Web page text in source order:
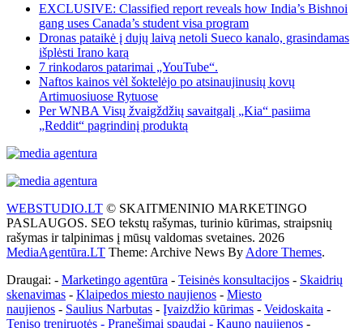
EXCLUSIVE: Classified report reveals how India’s Bishnoi
gang uses Canada’s student visa program
Dronas pataikė į dujų laivą netoli Sueco kanalo, grasindamas
išplėsti Irano karą
7 rinkodaros patarimai „YouTube“.
Naftos kainos vėl šoktelėjo po atsinaujinusių kovų
Artimuosiuose Rytuose
Per WNBA Visų žvaigždžių savaitgalį „Kia“ pasiima
„Reddit“ pagrindinį produktą
WEBSTUDIO.LT © SKAITMENINIO MARKETINGO
PASLAUGOS. SEO tekstų rašymas, turinio kūrimas, straipsnių
rašymas ir talpinimas į mūsų valdomas svetaines. 2026
MediaAgentūra.LT Theme: Archive News By Adore Themes.
Draugai: - Marketingo agentūra - Teisinės konsultacijos - Skaidrių
skenavimas - Klaipedos miesto naujienos - Miesto
naujienos - Saulius Narbutas - Įvaizdžio kūrimas - Veidoskaita -
Teniso treniruotės - Pranešimai spaudai - Kauno naujienos -